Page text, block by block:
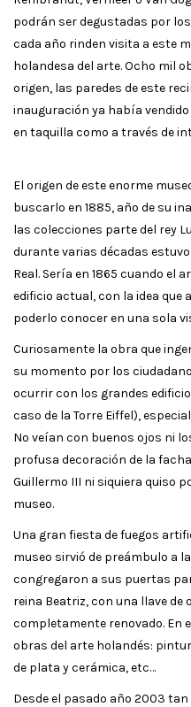
podrán ser degustadas por
cada año rinden visita a este
holandesa del arte. Ocho mil
origen, las paredes de este
inauguración ya había
en taquilla como a través de
El origen de este enorme
buscarlo en 1885, año de su
las colecciones parte del rey
durante varias décadas
Real. Sería en 1865 cuando el
edificio actual, con la idea que
poderlo conocer en una sola
Curiosamente la obra que
su momento por los
ocurrir con los grandes
caso de la Torre Eiffel),
No veían con buenos ojos ni
profusa decoración de la
Guillermo III ni siquiera quiso
museo.
Una gran fiesta de fuegos
museo sirvió de preámbulo a
congregaron a sus puertas
reina Beatriz, con una llave de
completamente renovado. En
obras del arte holandés:
de plata y cerámica, etc…
Desde el pasado año 2003